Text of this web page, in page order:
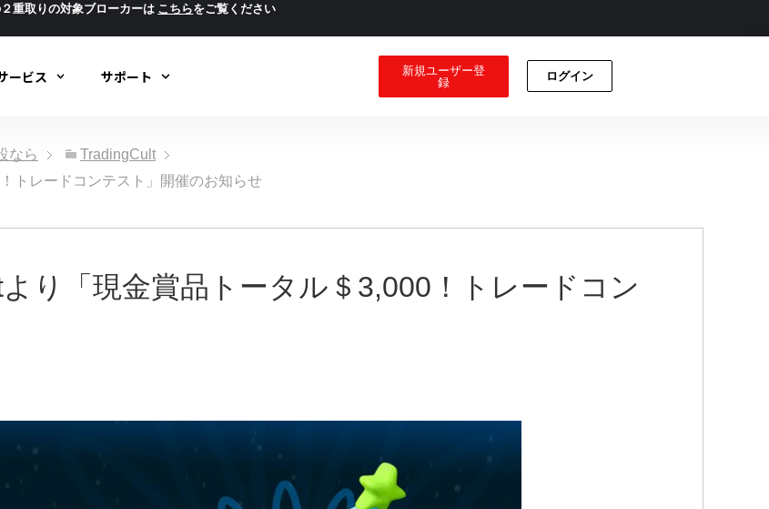
重取りの対象ブローカーは こちらをご覧ください
ービス サポート
新規ユーザー登
録
ログイン
なら
TradingCult
トレードコンテスト」開催のお知らせ
より「現金賞品トータル＄3,000！トレードコン